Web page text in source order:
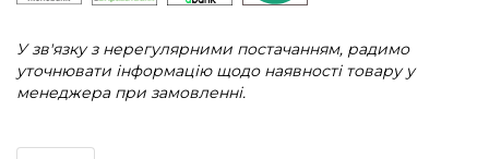
У зв'язку з нерегулярними постачанням, радимо
уточнювати інформацію щодо наявності товару у
менеджера при замовленні.